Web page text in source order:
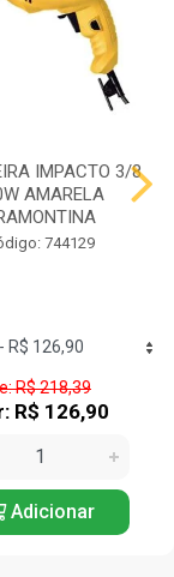
IMPACTO 3/8
AMARELA
744129
R$ 218,39
R$ 126,90
Adicionar